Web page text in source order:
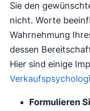
Sie den
nicht. Worte
Wahrnehmung
dessen
Hier sind einige
Formulieren